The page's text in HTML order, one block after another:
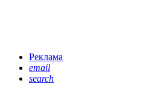
Реклама
email
search